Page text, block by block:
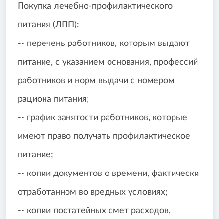
Покупка лечебно-профилактического
питания (ЛПП):
-- перечень работников, которым выдают
питание, с указанием основания, профессий
работников и норм выдачи с номером
рациона питания;
-- график занятости работников, которые
имеют право получать профилактическое
питание;
-- копии документов о времени, фактически
отработанном во вредных условиях;
-- копии постатейных смет расходов,